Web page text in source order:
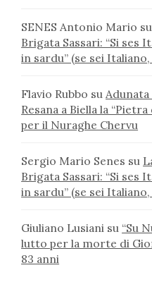
SENES Antonio Mario su
Brigata Sassari: “Si ses
in sardu” (se sei
Flavio Rubbo su
Resana a Biella la
per il Nuraghe Chervu
Sergio Mario Senes su
Brigata Sassari: “Si ses
in sardu” (se sei
Giuliano Lusiani su “Su
lutto per la morte di
83 anni